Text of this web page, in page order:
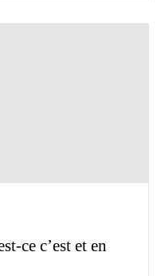
ce c’est et en